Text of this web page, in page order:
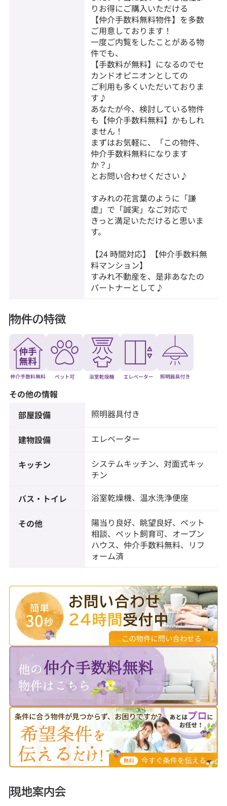
りお得にご購入いただける
【仲介手数料無料物件】を多数
ご用意しております！
一度ご内覧をしたことがある物
件でも、
【手数料が無料】になるのでセ
カンドオピニオンとしての
ご利用も多くいただいておりま
す♪
あなたが今、検討している物件
も【仲介手数料無料】かもしれ
ません！
まずはお気軽に、「この物件、
仲介手数料無料になります
か？」
とお問い合わせください♪
すみれの花言葉のように「謙
虚」で「誠実」なご対応で
きっと満足いただけると思いま
す。
【24 時間対応】【仲介手数料無
料マンション】
すみれ不動産を、是非あなたの
パートナーとして♪
物件の特徴
その他の情報
部屋設備
照明器具付き
建物設備 エレベーター
キッチン
システムキッチン、対面式キッ
チン
バス・トイレ 浴室乾燥機、温水洗浄便座
その他
陽当り良好、眺望良好、ペット
相談、ペット飼育可、オープン
ハウス、仲介手数料無料、リフ
ォーム済
現地案内会